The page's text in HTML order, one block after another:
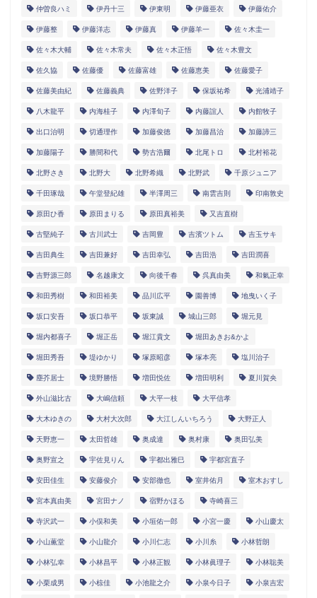
仲曽良ハミ 伊丹十三 伊東明 伊藤亜衣 伊藤佑介
伊藤整 伊藤洋志 伊藤真 伊藤羊一 佐々木圭一
佐々木大輔 佐々木常夫 佐々木正悟 佐々木豊文
佐久協 佐藤優 佐藤富雄 佐藤恵美 佐藤愛子
佐藤美由紀 佐藤義典 佐野洋子 保坂祐希 光浦靖子
八木龍平 内海桂子 内澤旬子 内藤誼人 内館牧子
出口治明 切通理作 加藤俊徳 加藤昌治 加藤諦三
加藤陽子 勝間和代 勢古浩爾 北尾トロ 北村裕花
北野さき 北野大 北野希織 北野武 千原ジュニア
千田琢哉 午堂登紀雄 半澤周三 南雲吉則 印南敦史
原田ひ香 原田まりる 原田真裕美 又吉直樹
古堅純子 古川武士 吉岡豊 吉濱ツトム 吉玉サキ
吉田典生 吉田兼好 吉田幸弘 吉田浩 吉田潤喜
吉野源三郎 名越康文 向後千春 呉真由美 和氣正幸
和田秀樹 和田裕美 品川広平 園善博 地曳いく子
坂口安吾 坂口恭平 坂東誠 城山三郎 堀元見
堀内都喜子 堀正岳 堀江貴文 堀田あきお&かよ
堀田秀吾 堤ゆかり 塚原昭彦 塚本亮 塩川治子
塵芥居士 境野勝悟 増田悦佐 増田明利 夏川賀央
外山滋比古 大嶋信頼 大平一枝 大平信孝
大木ゆきの 大村大次郎 大江しんいちろう 大野正人
天野恵一 太田哲雄 奥成達 奥村康 奥田弘美
奥野宣之 宇佐見りん 宇都出雅巳 宇都宮直子
安田佳生 安藤俊介 安部徹也 室井佑月 室木おすし
宮本真由美 宮田ナノ 宿野かほる 寺崎喜三
寺沢武一 小俣和美 小垣佑一郎 小宮一慶 小山慶太
小山薫堂 小山龍介 小川仁志 小川糸 小林哲朗
小林弘幸 小林昌平 小林正観 小林眞理子 小林聡美
小栗成男 小椋佳 小池龍之介 小泉今日子 小泉吉宏